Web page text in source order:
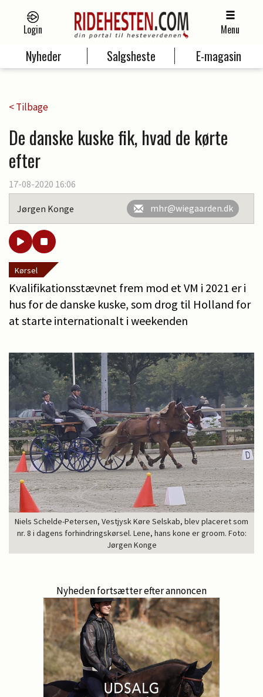
Login Menu
Nyheder Salgsheste E-magasin
< Tilbage
De danske kuske fik, hvad de kørte
efter
17-08-2020 16:06
Jørgen Konge mhr@wiegaarden.dk
Kørsel
Kvalifikationsstævnet frem mod et VM i 2021 er i
hus for de danske kuske, som drog til Holland for
at starte internationalt i weekenden
Niels Schelde-Petersen, Vestjysk Køre Selskab, blev placeret som
nr. 8 i dagens forhindringskørsel. Lene, hans kone er groom. Foto:
Jørgen Konge
Nyheden fortsætter efter annoncen